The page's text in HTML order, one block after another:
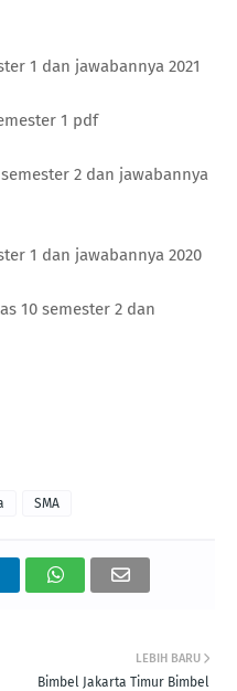
1 dan jawabannya 2021
1 pdf
2 dan jawabannya
1 dan jawabannya 2020
10 semester 2 dan
SMA
LEBIH BARU
Bimbel Jakarta Timur Bimbel